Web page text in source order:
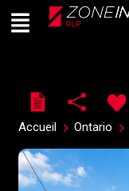
Live
En Direct
Menu
Accueil Ontario